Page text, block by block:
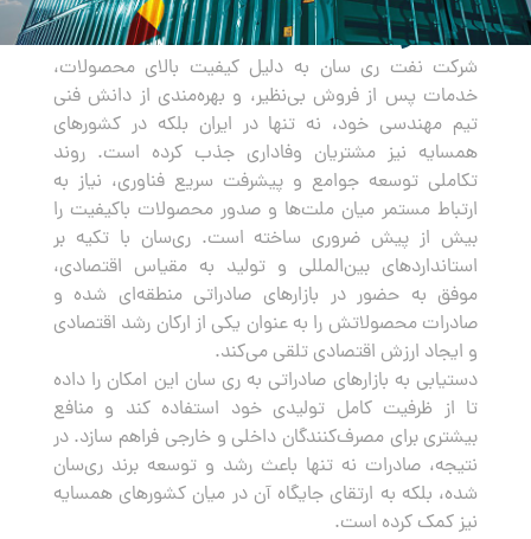
صادرات
شرکت نفت ری سان به دلیل کیفیت بالای محصولات،
خدمات پس از فروش بی‌نظیر، و بهره‌مندی از دانش فنی
تیم مهندسی خود، نه تنها در ایران بلکه در کشورهای
همسایه نیز مشتریان وفاداری جذب کرده است. روند
تکاملی توسعه جوامع و پیشرفت سریع فناوری، نیاز به
ارتباط مستمر میان ملت‌ها و صدور محصولات باکیفیت را
بیش از پیش ضروری ساخته است. ری‌سان با تکیه بر
استانداردهای بین‌المللی و تولید به مقیاس اقتصادی،
موفق به حضور در بازارهای صادراتی منطقه‌ای شده و
صادرات محصولاتش را به عنوان یکی از ارکان رشد اقتصادی
و ایجاد ارزش اقتصادی تلقی می‌کند.
دستیابی به بازارهای صادراتی به ری سان این امکان را داده
تا از ظرفیت کامل تولیدی خود استفاده کند و منافع
بیشتری برای مصرف‌کنندگان داخلی و خارجی فراهم سازد. در
نتیجه، صادرات نه تنها باعث رشد و توسعه برند ری‌سان
شده، بلکه به ارتقای جایگاه آن در میان کشورهای همسایه
نیز کمک کرده است.